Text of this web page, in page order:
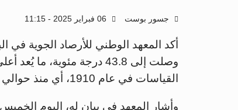
جسور بوست
أكد المعهد الوطني للأرصاد الجوية في
وصلت إلى 43.8 درجة
القياسات في عام 1910، أي منذ حوالي 115 عامًا.
وأشار المعهد في بيان له، اليوم